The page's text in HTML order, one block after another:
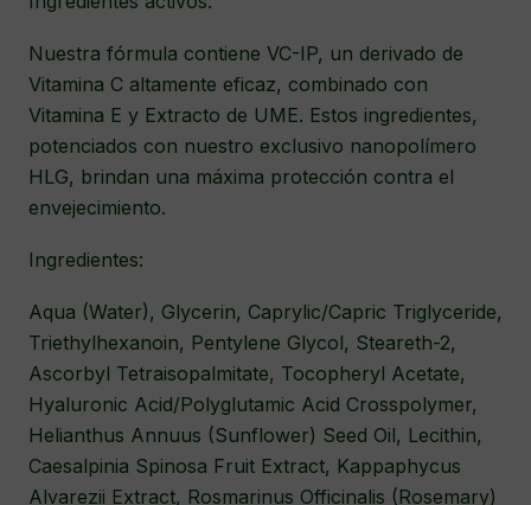
Nuestra fórmula contiene VC-IP, un derivado de
Vitamina C altamente eficaz, combinado con
Vitamina E y Extracto de UME. Estos ingredientes,
potenciados con nuestro exclusivo nanopolímero
HLG, brindan una máxima protección contra el
envejecimiento.
Ingredientes:
Aqua (Water), Glycerin, Caprylic/Capric Triglyceride,
Triethylhexanoin, Pentylene Glycol, Steareth-2,
Ascorbyl Tetraisopalmitate, Tocopheryl Acetate,
Hyaluronic Acid/Polyglutamic Acid Crosspolymer,
Helianthus Annuus (Sunflower) Seed Oil, Lecithin,
Caesalpinia Spinosa Fruit Extract, Kappaphycus
Alvarezii Extract, Rosmarinus Officinalis (Rosemary)